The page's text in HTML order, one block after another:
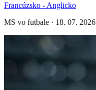
Francúzsko - Anglicko
MS vo futbale · 18. 07. 2026